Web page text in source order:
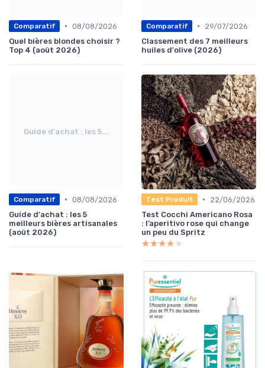
Comparatif • 08/08/2026
Quel bières blondes choisir ?
Top 4 (août 2026)
Comparatif •
29/07/2026
Classement des 7 meilleurs
huiles d'olive (2026)
Guide d'achat : les 5...
Comparatif • 08/08/2026
Guide d'achat : les 5
meilleurs bières artisanales
(août 2026)
Test Produit •
22/06/2026
Test Cocchi Americano Rosa
: l’aperitivo rose qui change
un peu du Spritz
★★★★★
★★★★★